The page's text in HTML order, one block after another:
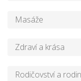
Masáže
Zdraví a krása
Rodičovství a